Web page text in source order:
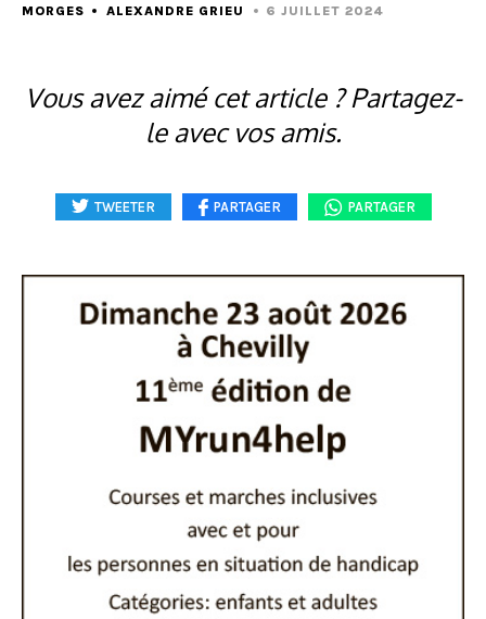
MORGES ALEXANDRE GRIEU 6 JUILLET 2024
Vous avez aimé cet article ? Partagez-
le avec vos amis.
TWEETER PARTAGER PARTAGER